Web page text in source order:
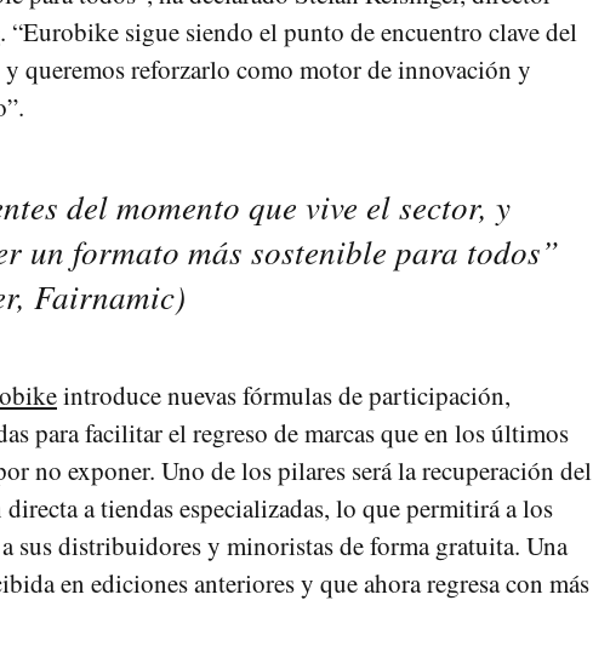
. “Eurobike sigue siendo el punto de encuentro clave del
queremos reforzarlo como motor de innovación y
del momento que vive el sector, y
un formato más sostenible para todos”
Fairnamic)
introduce nuevas fórmulas de participación,
para facilitar el regreso de marcas que en los últimos
no exponer. Uno de los pilares será la recuperación del
a tiendas especializadas, lo que permitirá a los
sus distribuidores y minoristas de forma gratuita. Una
en ediciones anteriores y que ahora regresa con más